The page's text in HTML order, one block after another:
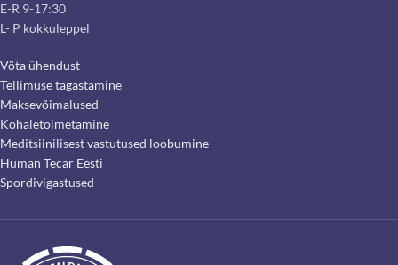
E-R 9-17:30
L- P kokkuleppel
Võta ühendust
Tellimuse tagastamine
Maksevõimalused
Kohaletoimetamine
Meditsiinilisest vastutused loobumine
Human Tecar Eesti
Spordivigastused